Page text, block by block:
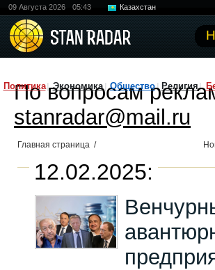
09 Августа 2026 05:43 Казахстан
Политика Экономика Общество Религия
По вопросам
stanradar@mail.ru
Главная страница /
12.02.2025: